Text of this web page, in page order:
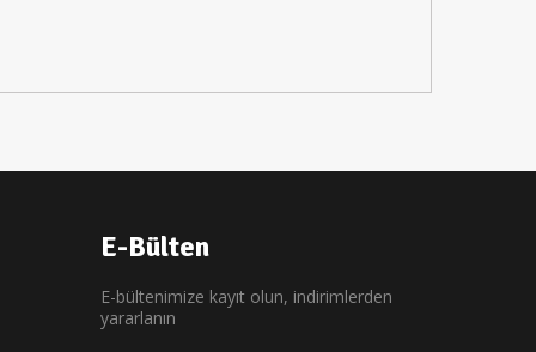
E-Bülten
E-bültenimize kayıt olun, indirimlerden
yararlanın